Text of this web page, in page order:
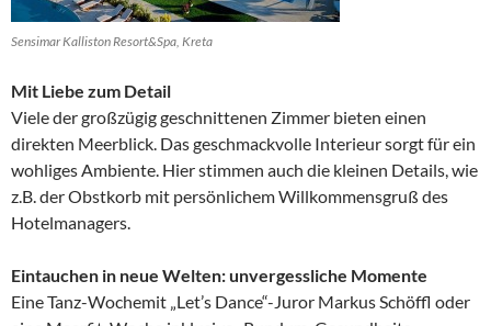
Sensimar Kalliston Resort&Spa, Kreta
Mit Liebe zum Detail
Viele der großzügig geschnittenen Zimmer bieten einen
direkten Meerblick. Das geschmackvolle Interieur sorgt für ein
wohliges Ambiente. Hier stimmen auch die kleinen Details, wie
z.B. der Obstkorb mit persönlichem Willkommensgruß des
Hotelmanagers.
Eintauchen in neue Welten: unvergessliche Momente
Eine Tanz-Wochemit „Let’s Dance“-Juror Markus Schöffl oder